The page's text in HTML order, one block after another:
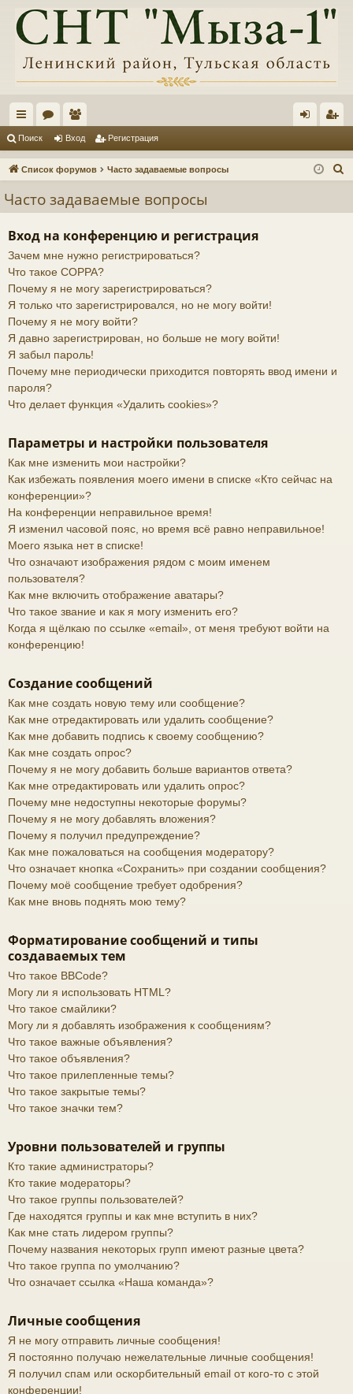
с
ы ум
ол
ьз
ат
ел
и
д ис
Поиск Вход Регистрация
Список форумов Часто задаваемые вопросы
Часто задаваемые вопросы
Вход на конференцию и регистрация
Зачем мне нужно регистрироваться?
Что такое COPPA?
Почему я не могу зарегистрироваться?
Я только что зарегистрировался, но не могу войти!
Почему я не могу войти?
Я давно зарегистрирован, но больше не могу войти!
Я забыл пароль!
Почему мне периодически приходится повторять ввод имени и
пароля?
Что делает функция «Удалить cookies»?
Параметры и настройки пользователя
Как мне изменить мои настройки?
Как избежать появления моего имени в списке «Кто сейчас на
конференции»?
На конференции неправильное время!
Я изменил часовой пояс, но время всё равно неправильное!
Моего языка нет в списке!
Что означают изображения рядом с моим именем
пользователя?
Как мне включить отображение аватары?
Что такое звание и как я могу изменить его?
Когда я щёлкаю по ссылке «email», от меня требуют войти на
конференцию!
Создание сообщений
Как мне создать новую тему или сообщение?
Как мне отредактировать или удалить сообщение?
Как мне добавить подпись к своему сообщению?
Как мне создать опрос?
Почему я не могу добавить больше вариантов ответа?
Как мне отредактировать или удалить опрос?
Почему мне недоступны некоторые форумы?
Почему я не могу добавлять вложения?
Почему я получил предупреждение?
Как мне пожаловаться на сообщения модератору?
Что означает кнопка «Сохранить» при создании сообщения?
Почему моё сообщение требует одобрения?
Как мне вновь поднять мою тему?
Форматирование сообщений и типы
создаваемых тем
Что такое BBCode?
Могу ли я использовать HTML?
Что такое смайлики?
Могу ли я добавлять изображения к сообщениям?
Что такое важные объявления?
Что такое объявления?
Что такое прилепленные темы?
Что такое закрытые темы?
Что такое значки тем?
Уровни пользователей и группы
Кто такие администраторы?
Кто такие модераторы?
Что такое группы пользователей?
Где находятся группы и как мне вступить в них?
Как мне стать лидером группы?
Почему названия некоторых групп имеют разные цвета?
Что такое группа по умолчанию?
Что означает ссылка «Наша команда»?
Личные сообщения
Я не могу отправить личные сообщения!
Я постоянно получаю нежелательные личные сообщения!
Я получил спам или оскорбительный email от кого-то с этой
конференции!